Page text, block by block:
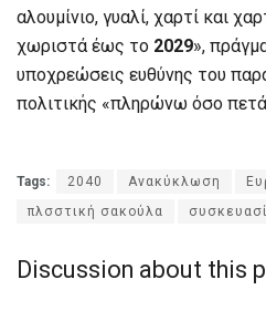
αλουμίνιο, γυαλί, χαρτί και
χωριστά έως το 2029»,
υποχρεώσεις ευθύνης του
πολιτικής «πληρώνω όσο
Tags: 2040 Ανακύκλωση
πλσστική σακούλα
Discussion about this